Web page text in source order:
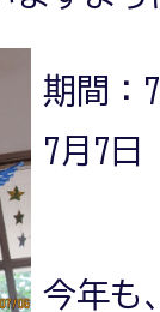
期間：
7月7日
今年も